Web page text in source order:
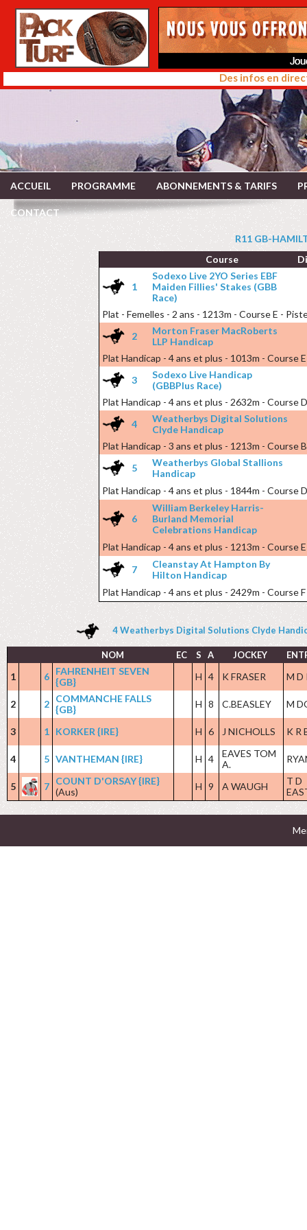
Des infos en
ACCUEIL PROGRAMME ABONNEMENTS & TARIFS
CONTACT
R11 GB-
Course
1
Sodexo Live 2YO Series EBF
Maiden Fillies' Stakes (GBB
Race)
Plat - Femelles - 2 ans - 1213m - Course E -
2
Morton Fraser MacRoberts
LLP Handicap
Plat Handicap - 4 ans et plus - 1013m - Course
3
Sodexo Live Handicap
(GBBPlus Race)
Plat Handicap - 4 ans et plus - 2632m - Course
4
Weatherbys Digital Solutions
Clyde Handicap
Plat Handicap - 3 ans et plus - 1213m - Course
5
Weatherbys Global Stallions
Handicap
Plat Handicap - 4 ans et plus - 1844m - Course
6
William Berkeley Harris-
Burland Memorial
Celebrations Handicap
Plat Handicap - 4 ans et plus - 1213m - Course
7
Cleanstay At Hampton By
Hilton Handicap
Plat Handicap - 4 ans et plus - 2429m - Course
4 Weatherbys Digital Solutions Clyde
NOM EC S A JOCKEY
1 6 FAHRENHEIT SEVEN
{GB}
H 4 K FRASER M D
2 2 COMMANCHE FALLS
{GB}
H 8 C.BEASLEY M
3 1 KORKER {IRE} H 6 J NICHOLLS K R
4 5 VANTHEMAN {IRE} H 4
EAVES TOM
A.
5 7 COUNT D'ORSAY {IRE}
(Aus)
H 9 A WAUGH
T D